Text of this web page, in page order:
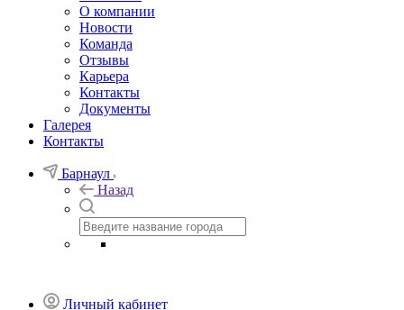
О компании
Новости
Команда
Отзывы
Карьера
Контакты
Документы
Галерея
Контакты
Барнаул
Назад
Личный кабинет